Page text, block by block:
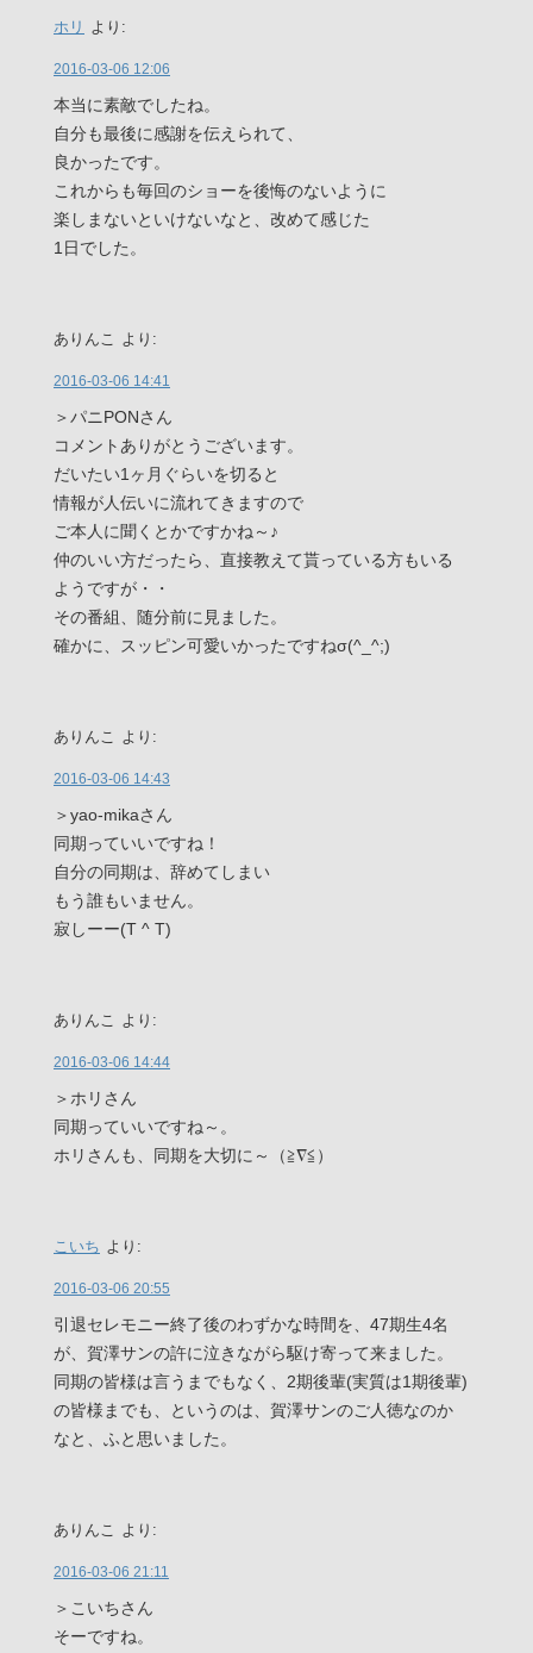
ホリ より:
2016-03-06 12:06
本当に素敵でしたね。
自分も最後に感謝を伝えられて、
良かったです。
これからも毎回のショーを後悔のないように
楽しまないといけないなと、改めて感じた
1日でした。
ありんこ より:
2016-03-06 14:41
＞パニPONさん
コメントありがとうございます。
だいたい1ヶ月ぐらいを切ると
情報が人伝いに流れてきますので
ご本人に聞くとかですかね～♪
仲のいい方だったら、直接教えて貰っている方もいる
ようですが・・
その番組、随分前に見ました。
確かに、スッピン可愛いかったですねσ(^_^;)
ありんこ より:
2016-03-06 14:43
＞yao-mikaさん
同期っていいですね！
自分の同期は、辞めてしまい
もう誰もいません。
寂しーー(T ^ T)
ありんこ より:
2016-03-06 14:44
＞ホリさん
同期っていいですね～。
ホリさんも、同期を大切に～（≧∇≦）
こいち より:
2016-03-06 20:55
引退セレモニー終了後のわずかな時間を、47期生4名
が、賀澤サンの許に泣きながら駆け寄って来ました。
同期の皆様は言うまでもなく、2期後輩(実質は1期後輩)
の皆様までも、というのは、賀澤サンのご人徳なのか
なと、ふと思いました。
ありんこ より:
2016-03-06 21:11
＞こいちさん
そーですね。